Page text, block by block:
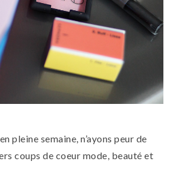
pleine semaine, n’ayons peur de
coups de coeur mode, beauté et